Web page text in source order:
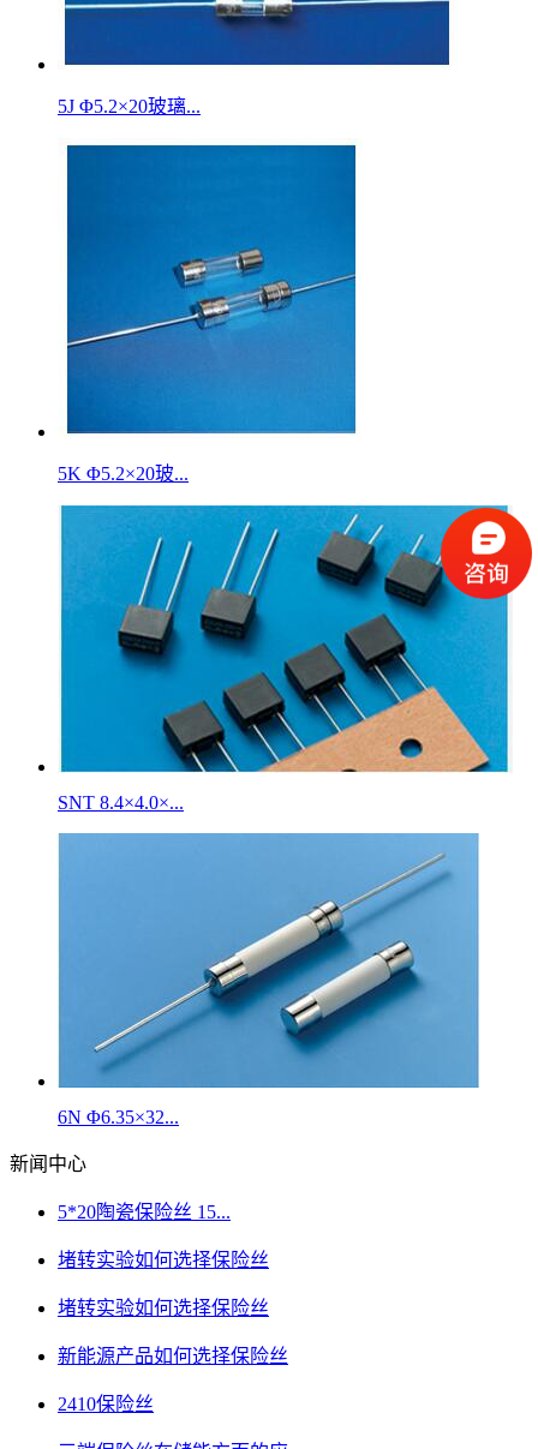
5J Φ5.2×20玻璃...
5K Φ5.2×20玻...
SNT 8.4×4.0×...
6N Φ6.35×32...
新闻中心
5*20陶瓷保险丝 15...
堵转实验如何选择保险丝
堵转实验如何选择保险丝
新能源产品如何选择保险丝
2410保险丝